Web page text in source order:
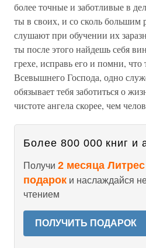
более точные и заботливые в
ты в своих, и со сколь большим
слушают при обучении их
ты после этого найдешь себя
грехе, исправь его и помни,
Всевышнего Господа, одно
обязывает тебя заботиться о
чистоте ангела скорее, чем
Более 800 000 книг и
Получи 2 месяца
подарок и наслаждайся
чтением
ПОЛУЧИТЬ ПОДАРОК